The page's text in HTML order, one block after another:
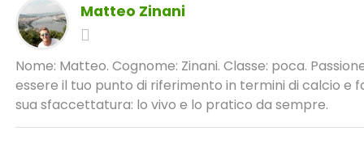
Matteo Zinani
Nome: Matteo. Cognome: Zinani. Classe: poca.
essere il tuo punto di riferimento in termini di calcio e
sua sfaccettatura: lo vivo e lo pratico da sempre.